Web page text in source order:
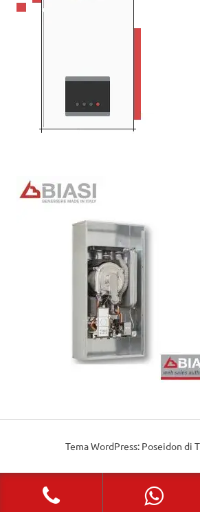
Tema WordPress: Poseidon di